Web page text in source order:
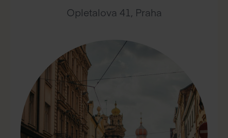
Opletalova 41, Praha